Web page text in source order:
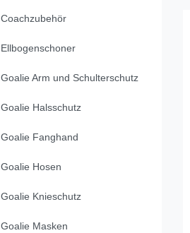
Coachzubehör
Ellbogenschoner
Goalie Arm und Schulterschutz
Goalie Halsschutz
Goalie Fanghand
Goalie Hosen
Goalie Knieschutz
Goalie Masken